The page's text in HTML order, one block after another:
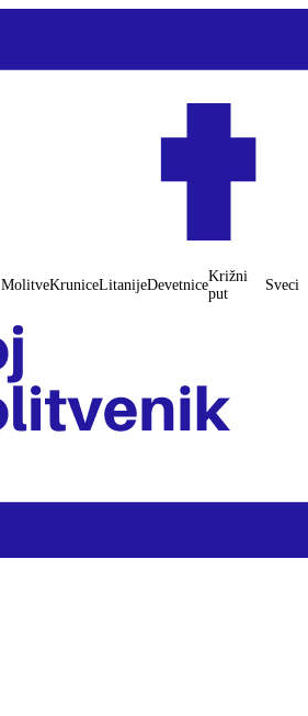
MolitveKruniceLitanijeDevetnice
Križni
put
Sveci